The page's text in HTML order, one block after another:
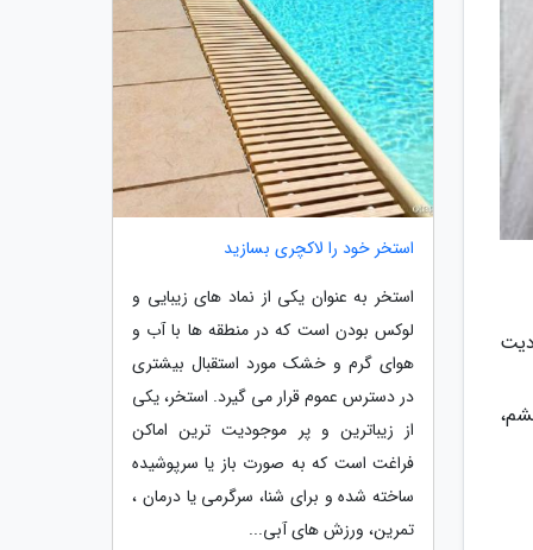
استخر خود را لاکچری بسازید
استخر به عنوان یکی از نماد های زیبایی و
لوکس بودن است که در منطقه ها با آب و
هوای گرم و خشک مورد استقبال بیشتری
در دسترس عموم قرار می گیرد. استخر، یکی
از زیباترین و پر موجودیت ترین اماکن
فراغت است که به صورت باز یا سرپوشیده
ساخته شده و برای شنا، سرگرمی یا درمان ،
تمرین، ورزش های آبی...